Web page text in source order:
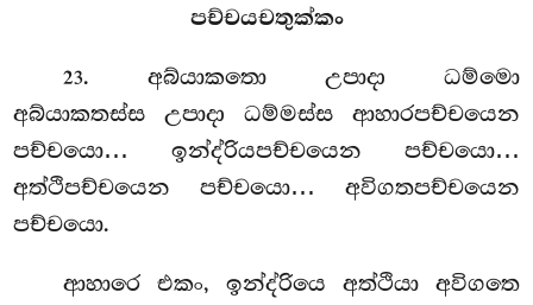
පච්චයචතුක්කං
23. අබ්යාකතො උපාදා ධම්මො
අබ්යාකතස්ස උපාදා ධම්මස්ස ආහාරපච්චයෙන
පච්චයො… ඉන්ද්රියපච්චයෙන පච්චයො…
අත්ථිපච්චයෙන පච්චයො… අවිගතපච්චයෙන
පච්චයො.
ආහාරෙ එකං, ඉන්ද්රියෙ අත්ථියා අවිගතෙ